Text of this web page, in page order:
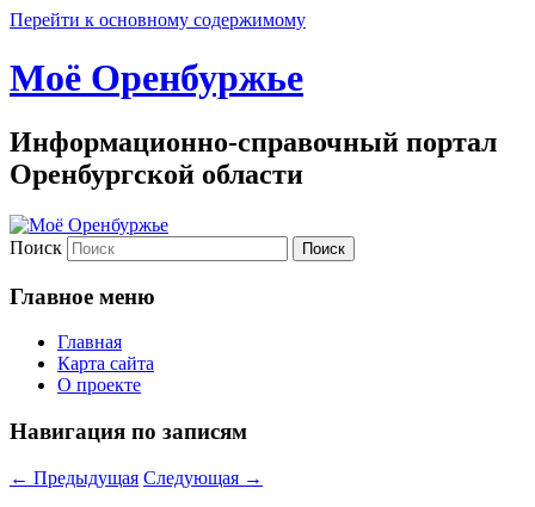
Перейти к основному содержимому
Моё Оренбуржье
Информационно-справочный портал
Оренбургской области
Поиск
Главное меню
Главная
Карта сайта
О проекте
Навигация по записям
← Предыдущая Следующая →